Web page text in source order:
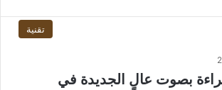
تقنية
بصوت عالٍ الجديدة في